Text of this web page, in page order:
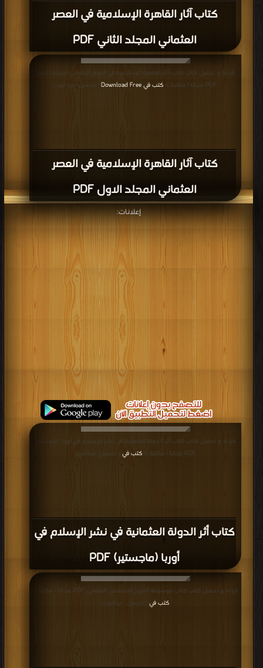
كتاب آثار القاهرة الإسلامية في العصر
العثماني المجلد الثاني PDF
كتاب آثار القاهرة الإسلامية في العصر
العثماني المجلد الاول PDF
قراءة و تحميل كتاب كتاب آثار القاهرة الإسلامية في العصر العثماني المجلد الاول
PDF مجانا | مكتبة >
كتب في Download Free | التحميل : مرة/مرات
إعلانات:
كتاب أثر الدولة العثمانية في نشر الإسلام في
أوربا (ماجستير) PDF
قراءة و تحميل كتاب كتاب أثر الدولة العثمانية في نشر الإسلام في أوربا (ماجستير)
PDF مجانا | مكتبة >
كتب في | التحميل : مرة/مرات
قراءة و تحميل كتاب كتاب موسوعة التاريخ الاسلامى العثمانى PDF مجانا | مكتبة >
كتب في
| التحميل : مرة/مرات